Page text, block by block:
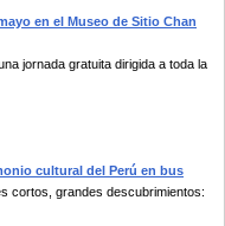
en el Museo de Sitio Chan
jornada gratuita dirigida a toda la
cultural del Perú en bus
cortos, grandes descubrimientos: